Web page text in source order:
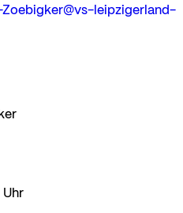
leipzigerland-
Uhr